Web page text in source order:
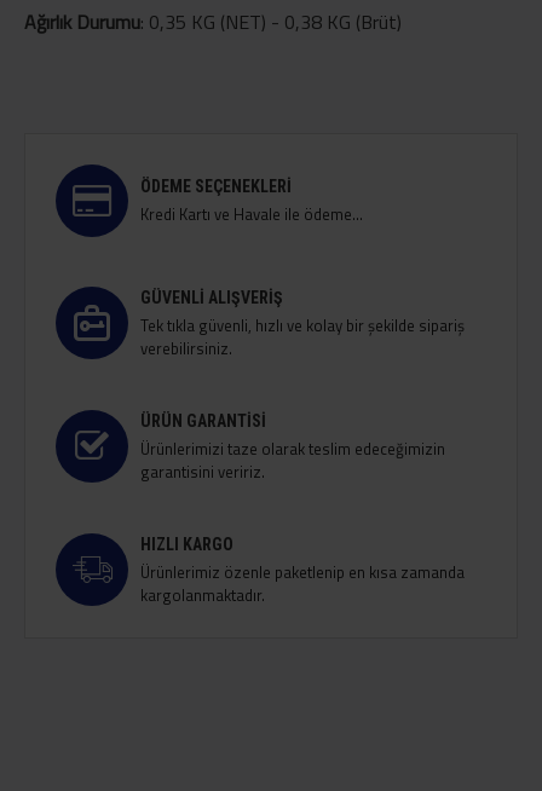
Ağırlık Durumu: 0,35 KG (NET) - 0,38 KG (Brüt)
ÖDEME SEÇENEKLERI
Kredi Kartı ve Havale ile ödeme...
GÜVENLI ALIŞVERIŞ
Tek tıkla güvenli, hızlı ve kolay bir şekilde sipariş
verebilirsiniz.
ÜRÜN GARANTISI
Ürünlerimizi taze olarak teslim edeceğimizin
garantisini veririz.
HIZLI KARGO
Ürünlerimiz özenle paketlenip en kısa zamanda
kargolanmaktadır.